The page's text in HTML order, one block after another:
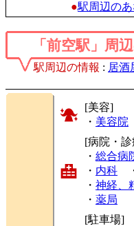
●駅周辺の
「前空駅」周
駅周辺の情報 : 居酒
[美容]
・ 美容院
[病院・
・ 総合病
・ 内科
・ 神経、
・ 薬局
[駐車場]